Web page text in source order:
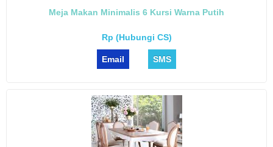
Meja Makan Minimalis 6 Kursi Warna Putih
Rp (Hubungi CS)
Email SMS